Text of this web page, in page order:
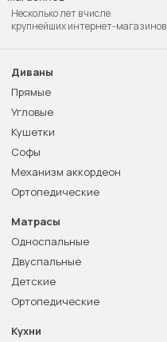
Несколько лет в числе
крупнейших интернет-магазинов
Диваны
Прямые
Угловые
Кушетки
Софы
Механизм аккордеон
Ортопедические
Матрасы
Односпальные
Двуспальные
Детские
Ортопедические
Кухни